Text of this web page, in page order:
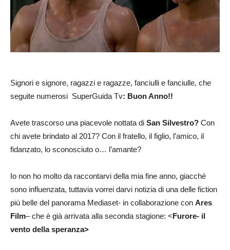
Signori e signore, ragazzi e ragazze, fanciulli e fanciulle, che
seguite numerosi SuperGuida Tv: Buon Anno!!
Avete trascorso una piacevole nottata di San Silvestro? Con
chi avete brindato al 2017? Con il fratello, il figlio, l’amico, il
fidanzato, lo sconosciuto o… l’amante?
Io non ho molto da raccontarvi della mia fine anno, giacchè
sono influenzata, tuttavia vorrei darvi notizia di una delle fiction
più belle del panorama Mediaset- in collaborazione con Ares
Film– che è già arrivata alla seconda stagione: <Furore- il
vento della speranza>